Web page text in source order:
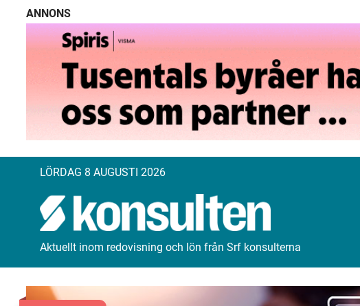
ANNONS
LÖRDAG 8 AUGUSTI 2026
Aktuellt inom redovisning och lön från Srf konsulterna